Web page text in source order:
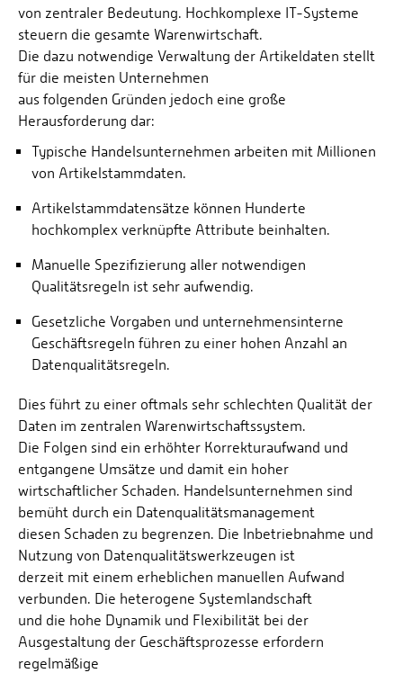
Melting Frontiers
MINT-Region
ReFoPlan - Ressourceneffiziente Software
Signal2Safety
KI-Pilot
Landleuchten
MINTcoach
PINOT
ReFoPlan Blauer Engel für Software
SAVE
Summer School Disaster Risk Reduction 2023
Archiv
Wintersemester 2008/2009
Archiv
von zentraler Bedeutung. Hochkomplexe IT-Systeme
steuern die gesamte Warenwirtschaft.
Die dazu notwendige Verwaltung der Artikeldaten stellt
für die meisten Unternehmen
aus folgenden Gründen jedoch eine große
Herausforderung dar:
Typische Handelsunternehmen arbeiten mit Millionen
von Artikelstammdaten.
Artikelstammdatensätze können Hunderte
hochkomplex verknüpfte Attribute beinhalten.
Manuelle Spezifizierung aller notwendigen
Qualitätsregeln ist sehr aufwendig.
Gesetzliche Vorgaben und unternehmensinterne
Geschäftsregeln führen zu einer hohen Anzahl an
Datenqualitätsregeln.
Dies führt zu einer oftmals sehr schlechten Qualität der
Daten im zentralen Warenwirtschaftssystem.
Die Folgen sind ein erhöhter Korrekturaufwand und
entgangene Umsätze und damit ein hoher
wirtschaftlicher Schaden. Handelsunternehmen sind
bemüht durch ein Datenqualitätsmanagement
diesen Schaden zu begrenzen. Die Inbetriebnahme und
Nutzung von Datenqualitätswerkzeugen ist
derzeit mit einem erheblichen manuellen Aufwand
verbunden. Die heterogene Systemlandschaft
und die hohe Dynamik und Flexibilität bei der
Ausgestaltung der Geschäftsprozesse erfordern
regelmäßige